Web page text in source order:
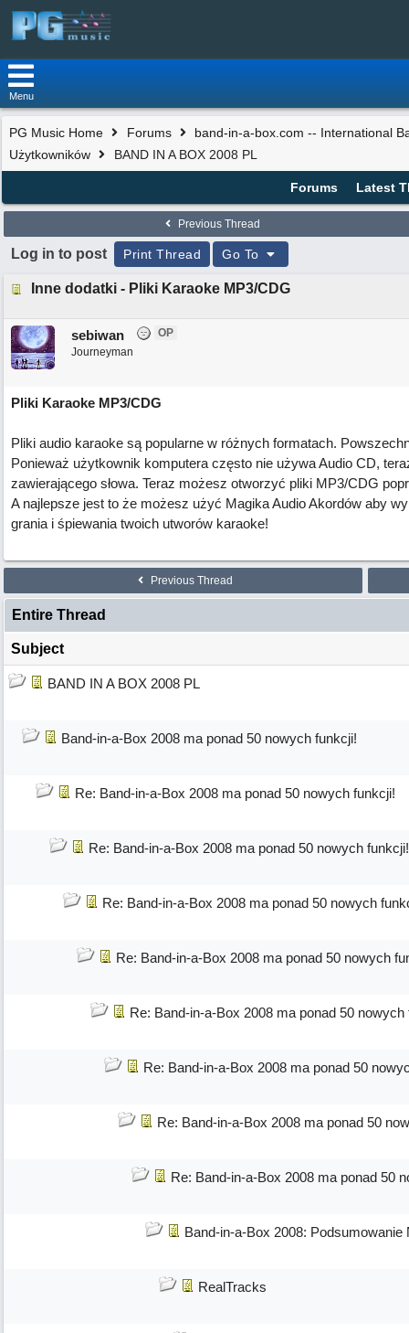
Menu
PG Music Home Forums
band-in-a-box.com -- International
Użytkowników
BAND IN A BOX 2008 PL
Forums Latest
Previous Thread
Log in to post Print Thread Go To
Inne dodatki - Pliki Karaoke MP3/CDG
sebiwan
OP
Journeyman
Pliki Karaoke MP3/CDG
Pliki audio karaoke są popularne w różnych formatach.
Ponieważ użytkownik komputera często nie używa Audio CD,
zawierającego słowa. Teraz możesz otworzyć pliki MP3/CDG
A najlepsze jest to że możesz użyć Magika Audio Akordów aby
grania i śpiewania twoich utworów karaoke!
Previous Thread
Entire Thread
Subject
BAND IN A BOX 2008 PL
Band-in-a-Box 2008 ma ponad 50 nowych funkcji!
Re: Band-in-a-Box 2008 ma ponad 50 nowych funkcji!
Re: Band-in-a-Box 2008 ma ponad 50 nowych funkcji!
Re: Band-in-a-Box 2008 ma ponad 50 nowych
Re: Band-in-a-Box 2008 ma ponad 50 nowych
Re: Band-in-a-Box 2008 ma ponad 50 nowych
Re: Band-in-a-Box 2008 ma ponad 50
Re: Band-in-a-Box 2008 ma ponad 50
Re: Band-in-a-Box 2008 ma ponad 50
Band-in-a-Box 2008: Podsumowanie
RealTracks